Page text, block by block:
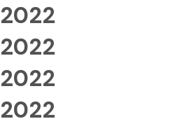
2022
2022
2022
2022